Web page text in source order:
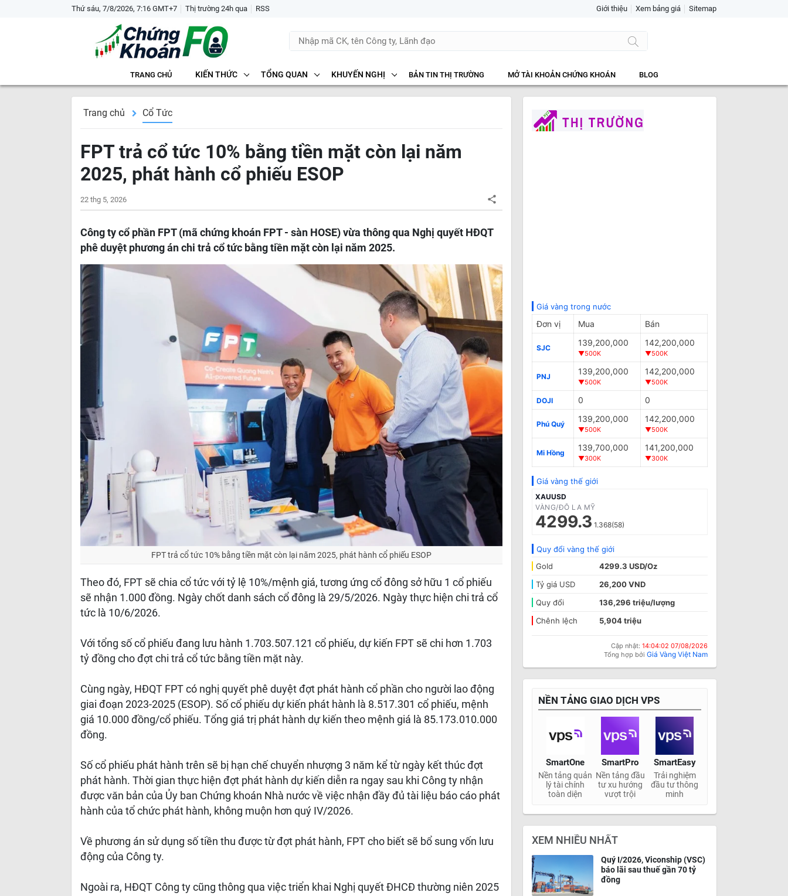
Thứ sáu, 7/8/2026, 7:16 GMT+7 Thị trường 24h qua RSS Giới thiệu Xem bảng giá Sitemap
TRANG CHỦ KIẾN THỨC TỔNG QUAN KHUYẾN NGHỊ BẢN TIN THỊ TRƯỜNG MỞ TÀI KHOẢN CHỨNG KHOÁN BLOG
Trang chủ Cổ Tức
FPT trả cổ tức 10% bằng tiền mặt còn lại năm
2025, phát hành cổ phiếu ESOP
22 thg 5, 2026
Công ty cổ phần FPT (mã chứng khoán FPT - sàn HOSE) vừa thông qua Nghị quyết HĐQT
phê duyệt phương án chi trả cổ tức bằng tiền mặt còn lại năm 2025.
FPT trả cổ tức 10% bằng tiền mặt còn lại năm 2025, phát hành cổ phiếu ESOP
Theo đó, FPT sẽ chia cổ tức với tỷ lệ 10%/mệnh giá, tương ứng cổ đông sở hữu 1 cổ phiếu
sẽ nhận 1.000 đồng. Ngày chốt danh sách cổ đông là 29/5/2026. Ngày thực hiện chi trả cổ
tức là 10/6/2026.
Với tổng số cổ phiếu đang lưu hành 1.703.507.121 cổ phiếu, dự kiến FPT sẽ chi hơn 1.703
tỷ đồng cho đợt chi trả cổ tức bằng tiền mặt này.
Cùng ngày, HĐQT FPT có nghị quyết phê duyệt đợt phát hành cổ phần cho người lao động
giai đoạn 2023-2025 (ESOP). Số cổ phiếu dự kiến phát hành là 8.517.301 cổ phiếu, mệnh
giá 10.000 đồng/cổ phiếu. Tổng giá trị phát hành dự kiến theo mệnh giá là 85.173.010.000
đồng.
Số cổ phiếu phát hành trên sẽ bị hạn chế chuyển nhượng 3 năm kể từ ngày kết thúc đợt
phát hành. Thời gian thực hiện đợt phát hành dự kiến diễn ra ngay sau khi Công ty nhận
được văn bản của Ủy ban Chứng khoán Nhà nước về việc nhận đầy đủ tài liệu báo cáo phát
hành của tổ chức phát hành, không muộn hơn quý IV/2026.
Về phương án sử dụng số tiền thu được từ đợt phát hành, FPT cho biết sẽ bổ sung vốn lưu
động của Công ty.
Ngoài ra, HĐQT Công ty cũng thông qua việc triển khai Nghị quyết ĐHCĐ thường niên 2025
Giá vàng trong nước
Đơn vị Mua Bán
SJC
139,200,000
▼500K
142,200,000
▼500K
PNJ
139,200,000
▼500K
142,200,000
▼500K
DOJI 0 0
Phú Quý
139,200,000
▼500K
142,200,000
▼500K
Mi Hồng
139,700,000
▼300K
141,200,000
▼300K
Giá vàng thế giới
XAUUSD
VÀNG/ĐÔ LA MỸ
4299.3 1.368(58)
Quy đổi vàng thế giới
Gold
4299.3 USD/Oz
Tỷ giá USD
26,200 VND
Quy đổi
136,296 triệu/lượng
Chênh lệch
5,904 triệu
Cập nhật: 14:04:02 07/08/2026
Tổng hợp bởi Giá Vàng Việt Nam
NỀN TẢNG GIAO DỊCH VPS
SmartOne SmartPro SmartEasy
Nền tảng quản
lý tài chính
toàn diện
Nền tảng đầu
tư xu hướng
vượt trội
Trải nghiệm
đầu tư thông
minh
XEM NHIỀU NHẤT
Quý I/2026, Viconship (VSC)
báo lãi sau thuế gần 70 tỷ
đồng